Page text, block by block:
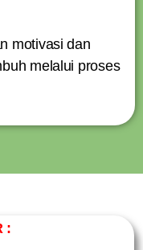
motivasi dan
melalui proses
: